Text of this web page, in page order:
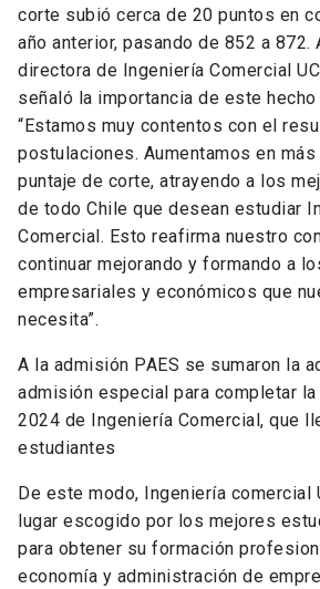
corte subió cerca de 20 puntos en
año anterior, pasando de 852 a 872.
directora de Ingeniería Comercial
señaló la importancia de este hecho
“Estamos muy contentos con el
postulaciones. Aumentamos en
puntaje de corte, atrayendo a los
de todo Chile que desean estudiar
Comercial. Esto reafirma nuestro
continuar mejorando y formando a
empresariales y económicos que
necesita”.
A la admisión PAES se sumaron la
admisión especial para completar
2024 de Ingeniería Comercial, que
estudiantes
De este modo, Ingeniería comercial
lugar escogido por los mejores
para obtener su formación
economía y administración de